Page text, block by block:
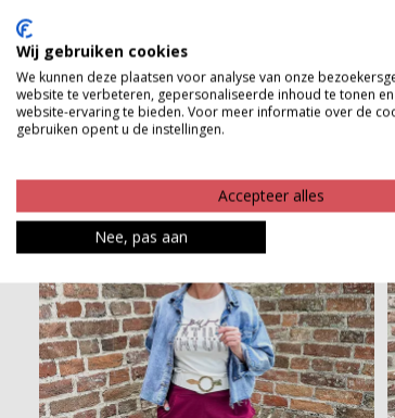
Betaalinformatie
Wij gebruiken cookies
We kunnen deze plaatsen voor analyse van onze
website te verbeteren, gepersonaliseerde inhoud te tonen
website-ervaring te bieden. Voor meer informatie over de
gebruiken opent u de instellingen.
Accepteer alles
Nee, pas aan